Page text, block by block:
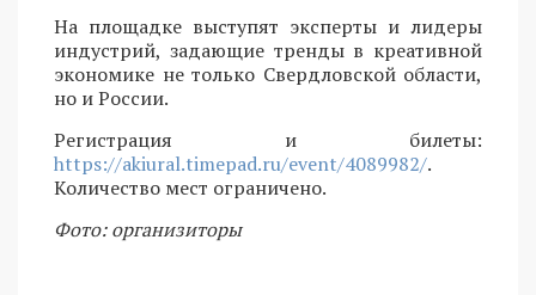
На площадке выступят эксперты и лидеры
индустрий, задающие тренды в креативной
экономике не только Свердловской области,
но и России.
Регистрация и билеты:
https://akiural.timepad.ru/event/4089982/.
Количество мест ограничено.
Фото: организиторы